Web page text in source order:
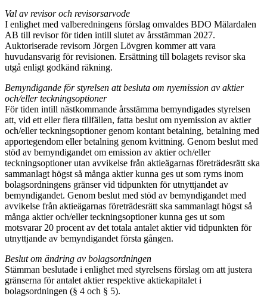
Val av revisor och revisorsarvode
I enlighet med valberedningens förslag omvaldes BDO Mälardalen
AB till revisor för tiden intill slutet av årsstämman 2027.
Auktoriserade revisorn Jörgen Lövgren kommer att vara
huvudansvarig för revisionen. Ersättning till bolagets revisor ska
utgå enligt godkänd räkning.
Bemyndigande för styrelsen att besluta om nyemission av aktier
och/eller teckningsoptioner
För tiden intill nästkommande årsstämma bemyndigades styrelsen
att, vid ett eller flera tillfällen, fatta beslut om nyemission av aktier
och/eller teckningsoptioner genom kontant betalning, betalning med
apportegendom eller betalning genom kvittning. Genom beslut med
stöd av bemyndigandet om emission av aktier och/eller
teckningsoptioner utan avvikelse från aktieägarnas företrädesrätt ska
sammanlagt högst så många aktier kunna ges ut som ryms inom
bolagsordningens gränser vid tidpunkten för utnyttjandet av
bemyndigandet. Genom beslut med stöd av bemyndigandet med
avvikelse från aktieägarnas företrädesrätt ska sammanlagt högst så
många aktier och/eller teckningsoptioner kunna ges ut som
motsvarar 20 procent av det totala antalet aktier vid tidpunkten för
utnyttjande av bemyndigandet första gången.
Beslut om ändring av bolagsordningen
Stämman beslutade i enlighet med styrelsens förslag om att justera
gränserna för antalet aktier respektive aktiekapitalet i
bolagsordningen (§ 4 och § 5).